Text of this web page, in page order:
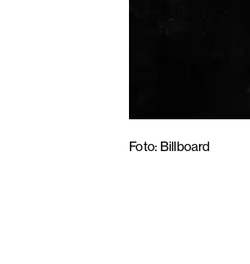
Foto: Billboard